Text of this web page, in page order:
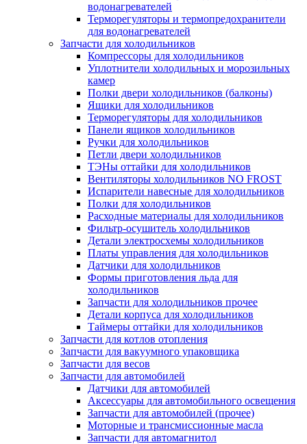
водонагревателей
Терморегуляторы и термопредохранители
для водонагревателей
Запчасти для холодильников
Компрессоры для холодильников
Уплотнители холодильных и морозильных
камер
Полки двери холодильников (балконы)
Ящики для холодильников
Терморегуляторы для холодильников
Панели ящиков холодильников
Ручки для холодильников
Петли двери холодильников
ТЭНы оттайки для холодильников
Вентиляторы холодильников NO FROST
Испарители навесные для холодильников
Полки для холодильников
Расходные материалы для холодильников
Фильтр-осушитель холодильников
Детали электросхемы холодильников
Платы управления для холодильников
Датчики для холодильников
Формы приготовления льда для
холодильников
Запчасти для холодильников прочее
Детали корпуса для холодильников
Таймеры оттайки для холодильников
Запчасти для котлов отопления
Запчасти для вакуумного упаковщика
Запчасти для весов
Запчасти для автомобилей
Датчики для автомобилей
Аксессуары для автомобильного освещения
Запчасти для автомобилей (прочее)
Моторные и трансмиссионные масла
Запчасти для автомагнитол